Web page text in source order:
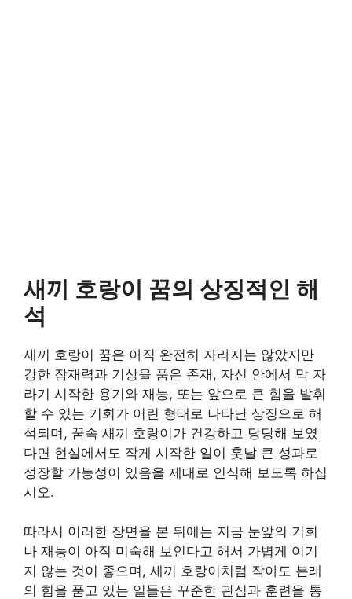
새끼 호랑이 꿈의 상징적인 해
석
새끼 호랑이 꿈은 아직 완전히 자라지는 않았지만
강한 잠재력과 기상을 품은 존재, 자신 안에서 막 자
라기 시작한 용기와 재능, 또는 앞으로 큰 힘을 발휘
할 수 있는 기회가 어린 형태로 나타난 상징으로 해
석되며, 꿈속 새끼 호랑이가 건강하고 당당해 보였
다면 현실에서도 작게 시작한 일이 훗날 큰 성과로
성장할 가능성이 있음을 제대로 인식해 보도록 하십
시오.
따라서 이러한 장면을 본 뒤에는 지금 눈앞의 기회
나 재능이 아직 미숙해 보인다고 해서 가볍게 여기
지 않는 것이 좋으며, 새끼 호랑이처럼 작아도 본래
의 힘을 품고 있는 일들은 꾸준한 관심과 훈련을 통